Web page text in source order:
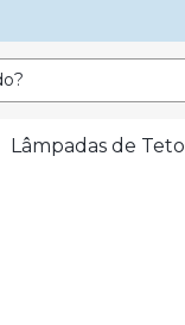
Lâmpadas de Teto